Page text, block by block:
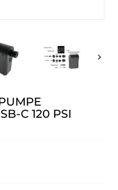

C 120 PSI